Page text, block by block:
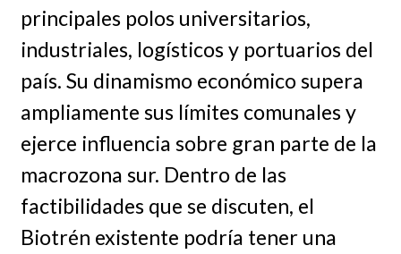
principales polos universitarios,
industriales, logísticos y portuarios del
país. Su dinamismo económico supera
ampliamente sus límites comunales y
ejerce influencia sobre gran parte de la
macrozona sur. Dentro de las
factibilidades que se discuten, el
Biotrén existente podría tener una